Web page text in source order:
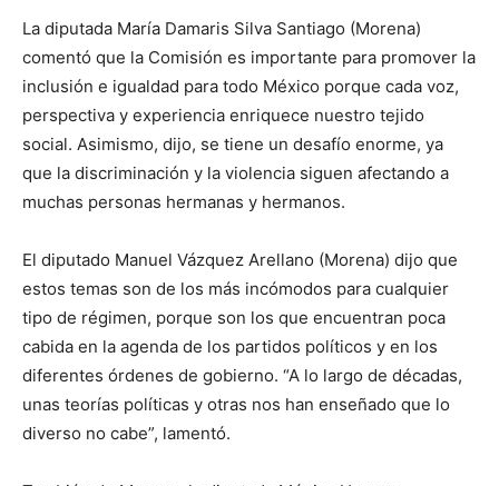
La diputada María Damaris Silva Santiago (Morena)
comentó que la Comisión es importante para promover la
inclusión e igualdad para todo México porque cada voz,
perspectiva y experiencia enriquece nuestro tejido
social. Asimismo, dijo, se tiene un desafío enorme, ya
que la discriminación y la violencia siguen afectando a
muchas personas hermanas y hermanos.
El diputado Manuel Vázquez Arellano (Morena) dijo que
estos temas son de los más incómodos para cualquier
tipo de régimen, porque son los que encuentran poca
cabida en la agenda de los partidos políticos y en los
diferentes órdenes de gobierno. “A lo largo de décadas,
unas teorías políticas y otras nos han enseñado que lo
diverso no cabe”, lamentó.